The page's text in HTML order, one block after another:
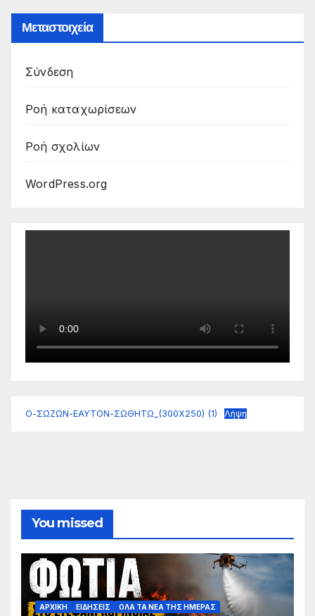
Μεταστοιχεία
Σύνδεση
Ροή καταχωρίσεων
Ροή σχολίων
WordPress.org
Ο-ΣΩΖΩΝ-ΕΑΥΤΟΝ-ΣΩΘΗΤΩ_(300Χ250) (1) Λήψη
You missed
ΑΡΧΙΚΗ ΕΙΔΗΣΕΙΣ ΟΛΑ ΤΑ ΝΕΑ ΤΗΣ ΗΜΕΡΑΣ